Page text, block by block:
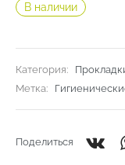
В наличии
Категория:
Метка:
Поделиться